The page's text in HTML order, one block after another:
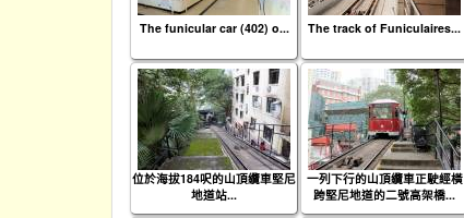
The funicular car (402) o... The track of Funiculaires...
位於海拔184呎的山頂纜車堅尼
地道站...
一列下行的山頂纜車正駛經橫
跨堅尼地道的二號高架橋...